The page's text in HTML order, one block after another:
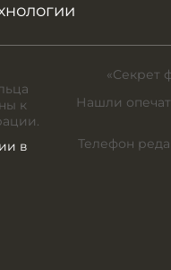
«Секрет
Нашли
Телефон
к
в